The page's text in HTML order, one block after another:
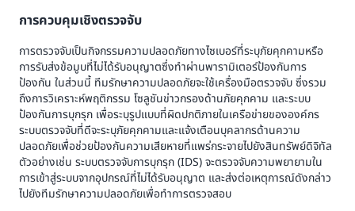
การควบคุมเชิงตรวจจับ
การตรวจจับเป็นกิจกรรมความปลอดภัยทางไซเบอร์ที่ระบุภัยคุกคามหรือ
การรับส่งข้อมูบที่ไม่ได้รับอนุญาตซึ่งทำผ่านพารามิเตอร์ป้องกันการ
ป้องกัน ในส่วนนี้ ทีมรักษาความปลอดภัยจะใช้เครื่องมือตรวจจับ ซึ่งรวม
ถึงการวิเคราะห์พฤติกรรม โซลูชันข่าวกรองด้านภัยคุกคาม และระบบ
ป้องกันการบุกรุก เพื่อระบุรูปแบบที่ผิดปกติภายในเครือข่ายขององค์กร
ระบบตรวจจับที่ดีจะระบุภัยคุกคามและแจ้งเตือนบุคลากรด้านความ
ปลอดภัยเพื่อช่วยป้องกันความเสียหายที่แพร่กระจายไปยังสินทรัพย์ดิจิทัล
ตัวอย่างเช่น ระบบตรวจจับการบุกรุก (IDS) จะตรวจจับความพยายามใน
การเข้าสู่ระบบจากอุปกรณ์ที่ไม่ได้รับอนุญาต และส่งต่อเหตุการณ์ดังกล่าว
ไปยังทีมรักษาความปลอดภัยเพื่อทำการตรวจสอบ